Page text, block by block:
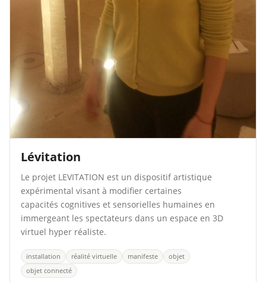
Lévitation
Le projet LEVITATION est un dispositif artistique
expérimental visant à modifier certaines
capacités cognitives et sensorielles humaines en
immergeant les spectateurs dans un espace en 3D
virtuel hyper réaliste.
installation réalité virtuelle manifeste
objet
objet connecté